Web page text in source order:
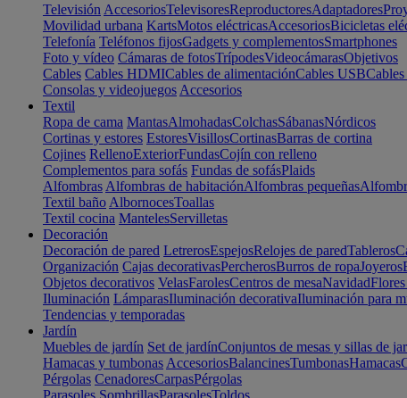
Televisión AccesoriosTelevisoresReproductoresAdaptadores
Movilidad urbana KartsMotos eléctricasAccesoriosBicicletas
Telefonía Teléfonos fijosGadgets y complementosSmartphones
Foto y vídeo Cámaras de fotosTrípodesVideocámarasObjetivos
Cables Cables HDMICables de alimentaciónCables USB
Consolas y videojuegos Accesorios
Textil
Ropa de cama MantasAlmohadasColchasSábanasNórdicos
Cortinas y estores EstoresVisillosCortinasBarras de cortina
Cojines RellenoExteriorFundasCojín con relleno
Complementos para sofás Fundas de sofásPlaids
Alfombras Alfombras de habitaciónAlfombras pequeñas
Textil baño AlbornocesToallas
Textil cocina MantelesServilletas
Decoración
Decoración de pared LetrerosEspejosRelojes de paredTableros
Organización Cajas decorativasPercherosBurros de ropaJoyeros
Objetos decorativos VelasFarolesCentros de mesaNavidad
Iluminación LámparasIluminación decorativaIluminación para
Tendencias y temporadas
Jardín
Muebles de jardín Set de jardínConjuntos de mesas y sillas de
Hamacas y tumbonas AccesoriosBalancinesTumbonasHamacas
Pérgolas CenadoresCarpasPérgolas
Parasoles SombrillasParasolesToldos